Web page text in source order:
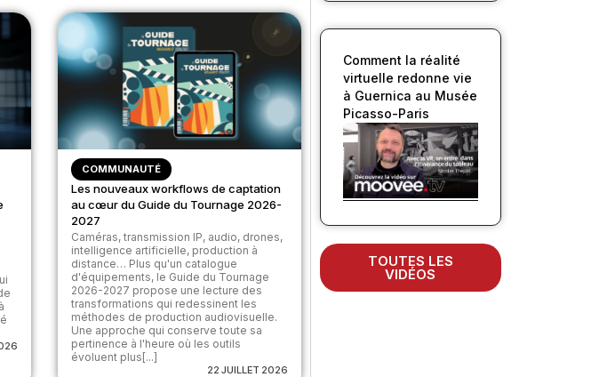
COMMUNAUTÉ
Les nouveaux workflows de captation
au cœur du Guide du Tournage 2026-
2027
Caméras, transmission IP, audio, drones,
intelligence artificielle, production à
distance… Plus qu'un catalogue
d'équipements, le Guide du Tournage
2026-2027 propose une lecture des
transformations qui redessinent les
méthodes de production audiovisuelle.
Une approche qui conserve toute sa
pertinence à l'heure où les outils
évoluent plus[...]
22 JUILLET 2026
Comment la réalité
virtuelle redonne vie
à Guernica au Musée
Picasso-Paris
TOUTES LES
VIDÉOS